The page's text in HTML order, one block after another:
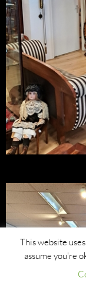
This website
assume you're